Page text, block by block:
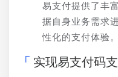
易支付提供了丰
据自身业务需求
性化的支付体验。
实现易支付码